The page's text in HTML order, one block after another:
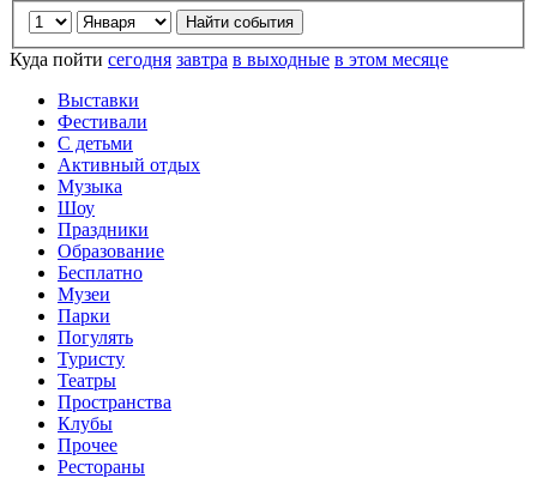
Куда пойти сегодня завтра в выходные в этом месяце
Выставки
Фестивали
С детьми
Активный отдых
Музыка
Шоу
Праздники
Образование
Бесплатно
Музеи
Парки
Погулять
Туристу
Театры
Пространства
Клубы
Прочее
Рестораны